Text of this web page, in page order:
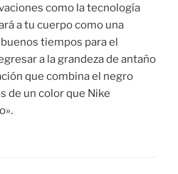
como la tecnología
a tu cuerpo como una
tiempos para el
a la grandeza de antaño
que combina el negro
de un color que Nike